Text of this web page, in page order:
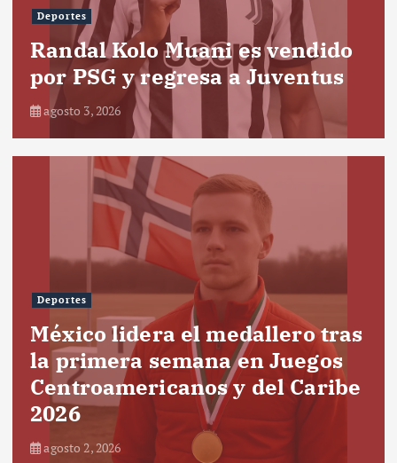
Deportes
Randal Kolo Muani es vendido
por PSG y regresa a Juventus
agosto 3, 2026
Deportes
México lidera el medallero tras
la primera semana en Juegos
Centroamericanos y del Caribe
2026
agosto 2, 2026